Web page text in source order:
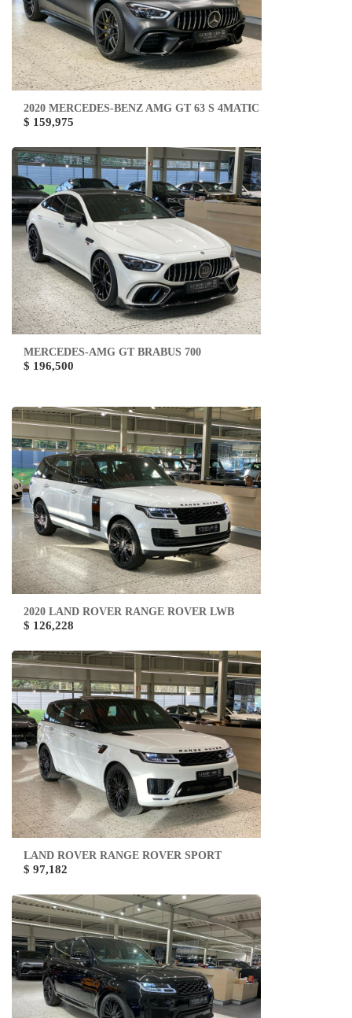
2020 MERCEDES-BENZ AMG GT 63 S 4MATIC
$ 159,975
MERCEDES-AMG GT BRABUS 700
$ 196,500
2020 LAND ROVER RANGE ROVER LWB
$ 126,228
LAND ROVER RANGE ROVER SPORT
$ 97,182